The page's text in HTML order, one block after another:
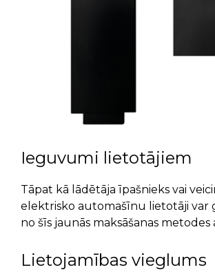
Ieguvumi lietotājiem
Tāpat kā lādētāja īpašnieks vai
elektrisko automašīnu lietotāji var
no šīs jaunās maksāšanas metodes
Lietojamības vieglums